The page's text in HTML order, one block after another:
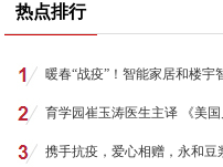
热点排行
暖春“战疫”！智能家居和楼宇
育学园崔玉涛医生主译 《美
携手抗疫，爱心相赠，永和豆